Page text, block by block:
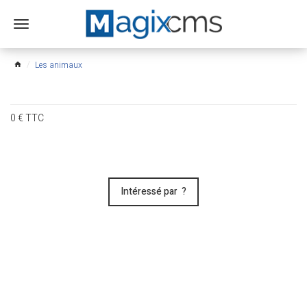
Ouvrir
menu
home Les animaux
0€TTC
Intéressé par ?